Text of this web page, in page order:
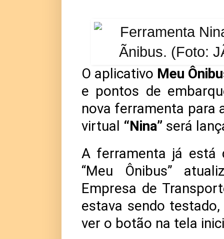
O aplicativo Meu
e pontos de
nova ferramenta para
virtual “Nina” será
A ferramenta já está
“Meu Ônibus”
Empresa de
estava sendo
ver o botão na tela